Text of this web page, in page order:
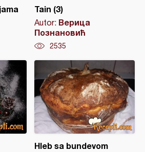
Tain (3)
Autor: Верица
Познановић
2535
Hleb sa bundevom